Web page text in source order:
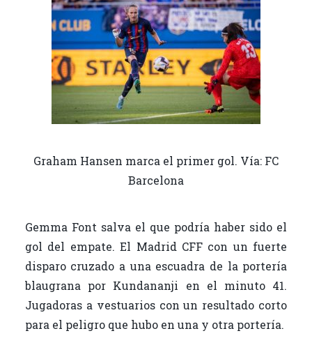
Graham Hansen marca el primer gol. Vía: FC
Barcelona
Gemma Font salva el que podría haber sido el
gol del empate. El Madrid CFF con un fuerte
disparo cruzado a una escuadra de la portería
blaugrana por Kundananji en el minuto 41.
Jugadoras a vestuarios con un resultado corto
para el peligro que hubo en una y otra portería.